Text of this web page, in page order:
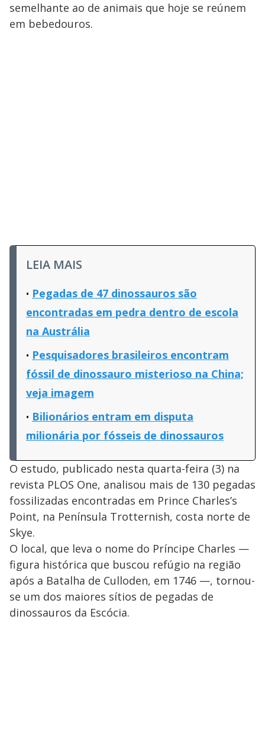
semelhante ao de animais que hoje se reúnem
em bebedouros.
LEIA MAIS
Pegadas de 47 dinossauros são
encontradas em pedra dentro de escola
na Austrália
Pesquisadores brasileiros encontram
fóssil de dinossauro misterioso na China;
veja imagem
Bilionários entram em disputa
milionária por fósseis de dinossauros
O estudo, publicado nesta quarta-feira (3) na
revista PLOS One, analisou mais de 130 pegadas
fossilizadas encontradas em Prince Charles’s
Point, na Península Trotternish, costa norte de
Skye.
O local, que leva o nome do Príncipe Charles —
figura histórica que buscou refúgio na região
após a Batalha de Culloden, em 1746 —, tornou-
se um dos maiores sítios de pegadas de
dinossauros da Escócia.